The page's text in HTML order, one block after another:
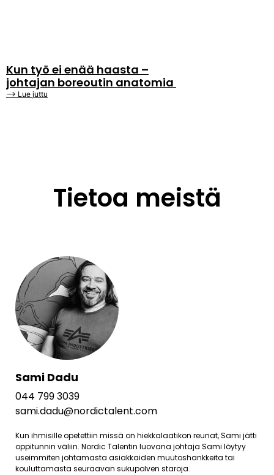
Kun työ ei enää haasta –
johtajan boreoutin anatomia
⟶ Lue juttu
Tietoa meistä
Sami Dadu
044 799 3039
sami.dadu@nordictalent.com
Kun ihmisille opetettiin missä on hiekkalaatikon reunat, Sami jätti
oppitunnin väliin. Nordic Talentin luovana johtaja Sami löytyy
useimmiten johtamasta asiakkaiden muutoshankkeita tai
kouluttamasta seuraavan sukupolven staroja.